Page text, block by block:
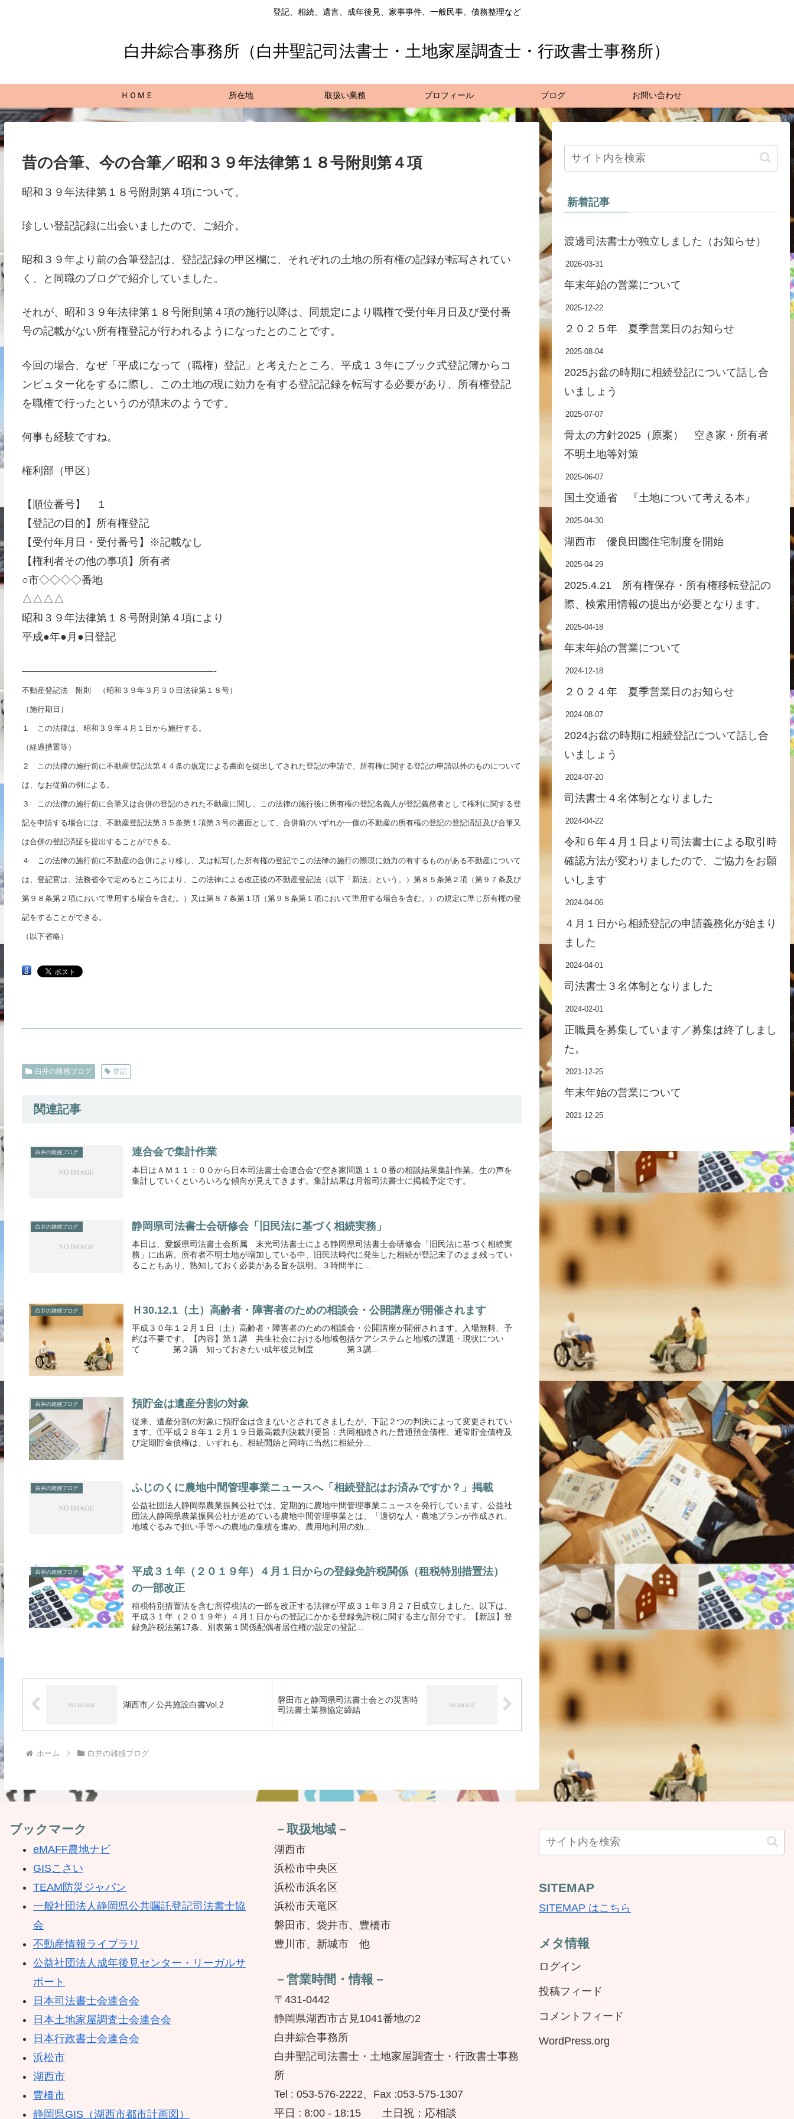
登記、相続、遺言、成年後見、家事事件、一般民事、債務整理など
白井綜合事務所（白井聖記司法書士・土地家屋調査士・行政書士事務所）
ＨＯＭＥ 所在地 取扱い業務 プロフィール ブログ お問い合わせ
昔の合筆、今の合筆／昭和３９年法律第１８号附則第４項
昭和３９年法律第１８号附則第４項について。
珍しい登記記録に出会いましたので、ご紹介。
昭和３９年より前の合筆登記は、登記記録の甲区欄に、それぞれの土地の所有権の記録が転写されてい
く、と同職のブログで紹介していました。
それが、昭和３９年法律第１８号附則第４項の施行以降は、同規定により職権で受付年月日及び受付番
号の記載がない所有権登記が行われるようになったとのことです。
今回の場合、なぜ「平成になって（職権）登記」と考えたところ、平成１３年にブック式登記簿からコ
ンピュター化をするに際し、この土地の現に効力を有する登記記録を転写する必要があり、所有権登記
を職権で行ったというのが顛末のようです。
何事も経験ですね。
権利部（甲区）
【順位番号】 １
【登記の目的】所有権登記
【受付年月日・受付番号】※記載なし
【権利者その他の事項】所有者
○市◇◇◇◇番地
△△△△
昭和３９年法律第１８号附則第４項により
平成●年●月●日登記
——————————————————-
不動産登記法 附則 （昭和３９年３月３０日法律第１８号）
（施行期日）
１ この法律は、昭和３９年４月１日から施行する。
（経過措置等）
２ この法律の施行前に不動産登記法第４４条の規定による書面を提出してされた登記の申請で、所有権に関する登記の申請以外のものについて
は、なお従前の例による。
３ この法律の施行前に合筆又は合併の登記のされた不動産に関し、この法律の施行後に所有権の登記名義人が登記義務者として権利に関する登
記を申請する場合には、不動産登記法第３５条第１項第３号の書面として、合併前のいずれか一個の不動産の所有権の登記の登記済証及び合筆又
は合併の登記済証を提出することができる。
４ この法律の施行前に不動産の合併により移し、又は転写した所有権の登記でこの法律の施行の際現に効力の有するものがある不動産について
は、登記官は、法務省令で定めるところにより、この法律による改正後の不動産登記法（以下「新法」という。）第８５条第２項（第９７条及び
第９８条第２項において準用する場合を含む。）又は第８７条第１項（第９８条第１項において準用する場合を含む。）の規定に準じ所有権の登
記をすることができる。
（以下省略）
白井の雑感ブログ 登記
関連記事
白井の雑感ブログ 連合会で集計作業
本日はＡＭ１１：００から日本司法書士会連合会で空き家問題１１０番の相談結果集計作業。生の声を
集計していくといろいろな傾向が見えてきます。集計結果は月報司法書士に掲載予定です。
白井の雑感ブログ 静岡県司法書士会研修会「旧民法に基づく相続実務」
本日は、愛媛県司法書士会所属 末光司法書士による静岡県司法書士会研修会「旧民法に基づく相続実
務」に出席。所有者不明土地が増加している中、旧民法時代に発生した相続が登記未了のまま残ってい
ることもあり、熟知しておく必要がある旨を説明。３時間半に...
白井の雑感ブログ Ｈ30.12.1（土）高齢者・障害者のための相談会・公開講座が開催されます
平成３０年１２月１日（土）高齢者・障害者のための相談会・公開講座が開催されます。入場無料、予
約は不要です。【内容】第１講 共生社会における地域包括ケアシステムと地域の課題・現状につい
て 第２講 知っておきたい成年後見制度 第３講...
白井の雑感ブログ 預貯金は遺産分割の対象
従来、遺産分割の対象に預貯金は含まないとされてきましたが、下記２つの判決によって変更されてい
ます。①平成２８年１２月１９日最高裁判決裁判要旨：共同相続された普通預金債権、通常貯金債権及
び定期貯金債権は、いずれも、相続開始と同時に当然に相続分...
白井の雑感ブログ ふじのくに農地中間管理事業ニュースへ「相続登記はお済みですか？」掲載
公益社団法人静岡県農業振興公社では、定期的に農地中間管理事業ニュースを発行しています。公益社
団法人静岡県農業振興公社が進めている農地中間管理事業とは、「適切な人・農地プランが作成され、
地域ぐるみで担い手等への農地の集積を進め、農用地利用の効...
白井の雑感ブログ
平成３１年（２０１９年）４月１日からの登録免許税関係（租税特別措置法）
の一部改正
租税特別措置法を含む所得税法の一部を改正する法律が平成３１年３月２７日成立しました。以下は、
平成３１年（２０１９年）４月１日からの登記にかかる登録免許税に関する主な部分です。【新設】登
録免許税法第17条、別表第１関係配偶者居住権の設定の登記...
湖西市／公共施設白書Vol.2
磐田市と静岡県司法書士会との災害時
司法書士業務協定締結
ホーム 白井の雑感ブログ
新着記事
渡邊司法書士が独立しました（お知らせ）
2026-03-31
年末年始の営業について
2025-12-22
２０２５年 夏季営業日のお知らせ
2025-08-04
2025お盆の時期に相続登記について話し合
いましょう
2025-07-07
骨太の方針2025（原案） 空き家・所有者
不明土地等対策
2025-06-07
国土交通省 『土地について考える本』
2025-04-30
湖西市 優良田園住宅制度を開始
2025-04-29
2025.4.21 所有権保存・所有権移転登記の
際、検索用情報の提出が必要となります。
2025-04-18
年末年始の営業について
2024-12-18
２０２４年 夏季営業日のお知らせ
2024-08-07
2024お盆の時期に相続登記について話し合
いましょう
2024-07-20
司法書士４名体制となりました
2024-04-22
令和６年４月１日より司法書士による取引時
確認方法が変わりましたので、ご協力をお願
いします
2024-04-06
４月１日から相続登記の申請義務化が始まり
ました
2024-04-01
司法書士３名体制となりました
2024-02-01
正職員を募集しています／募集は終了しまし
た。
2021-12-25
年末年始の営業について
2021-12-25
ブックマーク
eMAFF農地ナビ
GISこさい
TEAM防災ジャパン
一般社団法人静岡県公共嘱託登記司法書士協
会
不動産情報ライブラリ
公益社団法人成年後見センター・リーガルサ
ポート
日本司法書士会連合会
日本土地家屋調査士会連合会
日本行政書士会連合会
浜松市
湖西市
豊橋市
静岡県GIS（湖西市都市計画図）
－取扱地域－
湖西市
浜松市中央区
浜松市浜名区
浜松市天竜区
磐田市、袋井市、豊橋市
豊川市、新城市 他
－営業時間・情報－
〒431-0442
静岡県湖西市古見1041番地の2
白井綜合事務所
白井聖記司法書士・土地家屋調査士・行政書士事務
所
Tel : 053-576-2222、Fax :053-575-1307
平日 : 8:00 - 18:15 土日祝：応相談
SITEMAP
SITEMAP はこちら
メタ情報
ログイン
投稿フィード
コメントフィード
WordPress.org